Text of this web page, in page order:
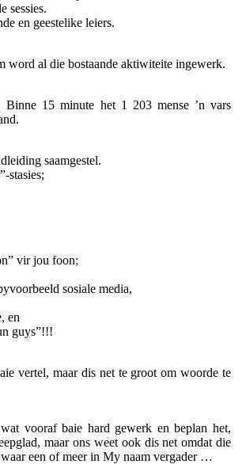
sessies.
en geestelike leiers.
word al die bostaande aktiwiteite ingewerk.
Binne 15 minute het 1 203 mense ’n vars
saamgestel.
stasies;
vir jou foon;
sosiale media,
en
guys”!!!
vertel, maar dis net te groot om woorde te
vooraf baie hard gewerk en beplan het,
maar ons weet ook dis net omdat die
een of meer in My naam vergader …